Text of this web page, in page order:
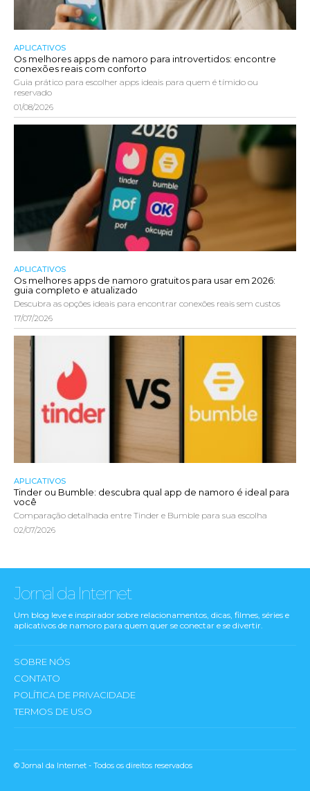
APLICATIVOS
Os melhores apps de namoro para introvertidos: encontre
conexões reais com conforto
Guia prático para escolher apps ideais para quem é tímido ou
reservado
01/08/2026
APLICATIVOS
Os melhores apps de namoro gratuitos para usar em 2026:
guia completo e atualizado
Descubra as opções ideais para encontrar conexões reais sem custos
17/07/2026
APLICATIVOS
Tinder ou Bumble: descubra qual app de namoro é ideal para
você
Comparação detalhada entre Tinder e Bumble para sua escolha
02/07/2026
Jornal da Internet
Um blog leve e inspirador sobre relacionamentos, dicas, filmes, séries e
aplicativos de namoro para quem quer se conectar e se divertir.
SOBRE NÓS
CONTATO
POLÍTICA DE PRIVACIDADE
TERMOS DE USO
© Jornal da Internet - Todos os direitos reservados